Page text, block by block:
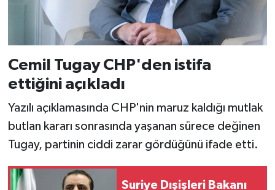
Cemil Tugay CHP'den istifa
ettiğini açıkladı
Yazılı açıklamasında CHP'nin maruz kaldığı mutlak
butlan kararı sonrasında yaşanan sürece değinen
Tugay, partinin ciddi zarar gördüğünü ifade etti.
Suriye Dışişleri Bakanı